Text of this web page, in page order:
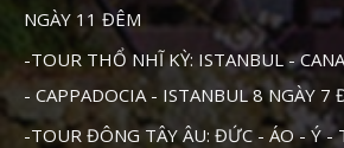
NGÀY 11 ĐÊM
-TOUR THỔ NHĨ KỲ: ISTANBUL -
- CAPPADOCIA - ISTANBUL 8 NGÀY 7
-TOUR ĐÔNG TÂY ÂU: ĐỨC - ÁO - Ý -